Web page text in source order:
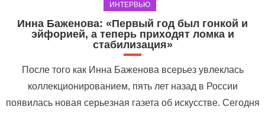
ИНТЕРВЬЮ
Инна Баженова: «Первый год был гонкой и
эйфорией, а теперь приходят ломка и
стабилизация»
После того как Инна Баженова всерьез увлеклась
коллекционированием, пять лет назад в России
появилась новая серьезная газета об искусстве. Сегодня